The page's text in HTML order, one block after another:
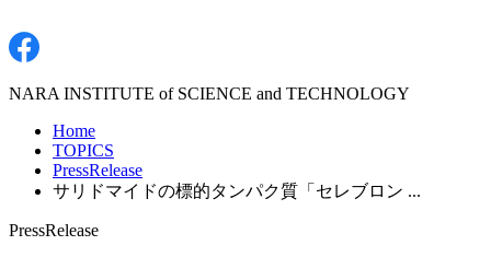
NARA INSTITUTE of SCIENCE and TECHNOLOGY
Home
TOPICS
PressRelease
サリドマイドの標的タンパク質「セレブロン ...
PressRelease